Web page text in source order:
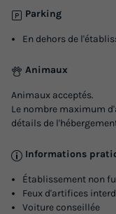
Parking
En dehors de
Animaux
Animaux acceptés.
Le nombre maximum
détails de
Informations
Établissement non
Feux d'artifices
Voiture conseillée